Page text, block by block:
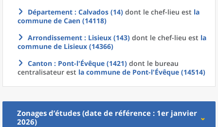
Département : Calvados (14) dont le chef-lieu est la
commune de Caen (14118)
Arrondissement : Lisieux (143) dont le chef-lieu est la
commune de Lisieux (14366)
Canton : Pont-l'Évêque (1421) dont le bureau
centralisateur est la commune de Pont-l'Évêque (14514)
Zonages d’études (date de référence : 1er janvier
2026)